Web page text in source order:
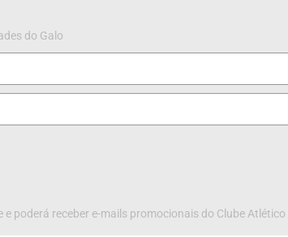
do Galo
poderá receber e-mails promocionais do Clube Atlético